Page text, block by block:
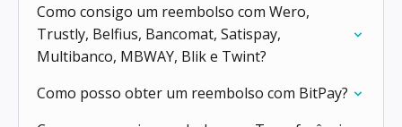
Como consigo um reembolso com Wero,
Trustly, Belfius, Bancomat, Satispay,
Multibanco, MBWAY, Blik e Twint?
Como posso obter um reembolso com BitPay?